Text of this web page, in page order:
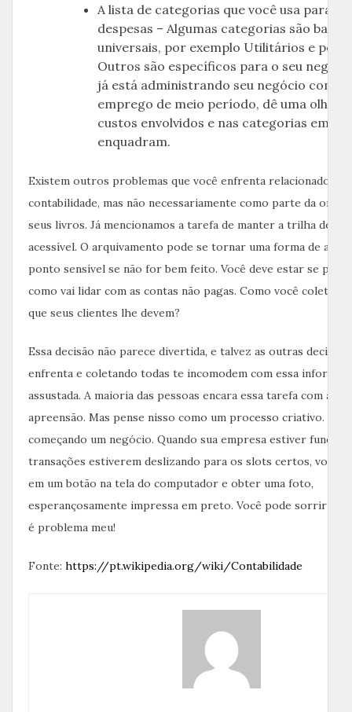
A lista de categorias que você usa para
despesas – Algumas categorias são
universais, por exemplo Utilitários e
Outros são específicos para o seu
já está administrando seu negócio como
emprego de meio período, dê uma
custos envolvidos e nas categorias em
enquadram.
Existem outros problemas que você enfrenta relacionados à
contabilidade, mas não necessariamente como parte da
seus livros. Já mencionamos a tarefa de manter a trilha de
acessível. O arquivamento pode se tornar uma forma de arte
ponto sensível se não for bem feito. Você deve estar se
como vai lidar com as contas não pagas. Como você coletará
que seus clientes lhe devem?
Essa decisão não parece divertida, e talvez as outras
enfrenta e coletando todas te incomodem com essa
assustada. A maioria das pessoas encara essa tarefa com
apreensão. Mas pense nisso como um processo criativo.
começando um negócio. Quando sua empresa estiver
transações estiverem deslizando para os slots certos, você
em um botão na tela do computador e obter uma foto,
esperançosamente impressa em preto. Você pode sorrir e
é problema meu!
Fonte: https://pt.wikipedia.org/wiki/Contabilidade